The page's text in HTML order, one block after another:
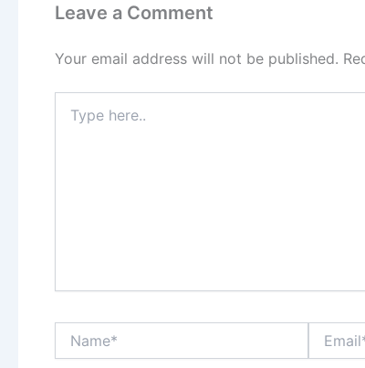
Leave a Comment
Your email address will not be published.
here..